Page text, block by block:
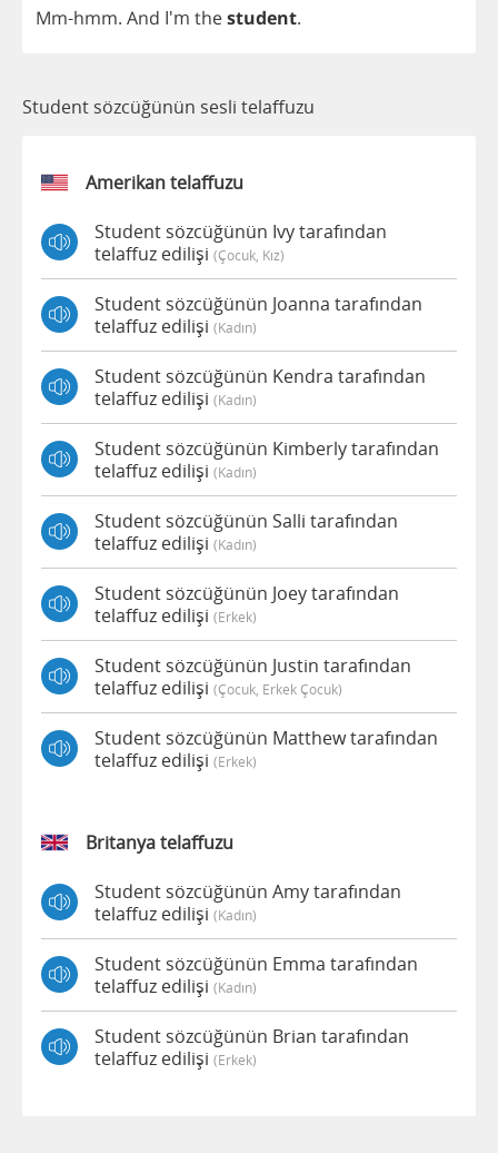
Mm-hmm. And I'm thestudent.
Student sözcüğünün sesli telaffuzu
Amerikan telaffuzu
Student sözcüğünün Ivy tarafından
telaffuz edilişi (çocuk, Kız)
Student sözcüğünün Joanna tarafından
telaffuz edilişi (kadın)
Student sözcüğünün Kendra tarafından
telaffuz edilişi (kadın)
Student sözcüğünün Kimberly tarafından
telaffuz edilişi (kadın)
Student sözcüğünün Salli tarafından
telaffuz edilişi (kadın)
Student sözcüğünün Joey tarafından
telaffuz edilişi (erkek)
Student sözcüğünün Justin tarafından
telaffuz edilişi (çocuk, Erkek Çocuk)
Student sözcüğünün Matthew tarafından
telaffuz edilişi (erkek)
Britanya telaffuzu
Student sözcüğünün Amy tarafından
telaffuz edilişi (kadın)
Student sözcüğünün Emma tarafından
telaffuz edilişi (kadın)
Student sözcüğünün Brian tarafından
telaffuz edilişi (erkek)